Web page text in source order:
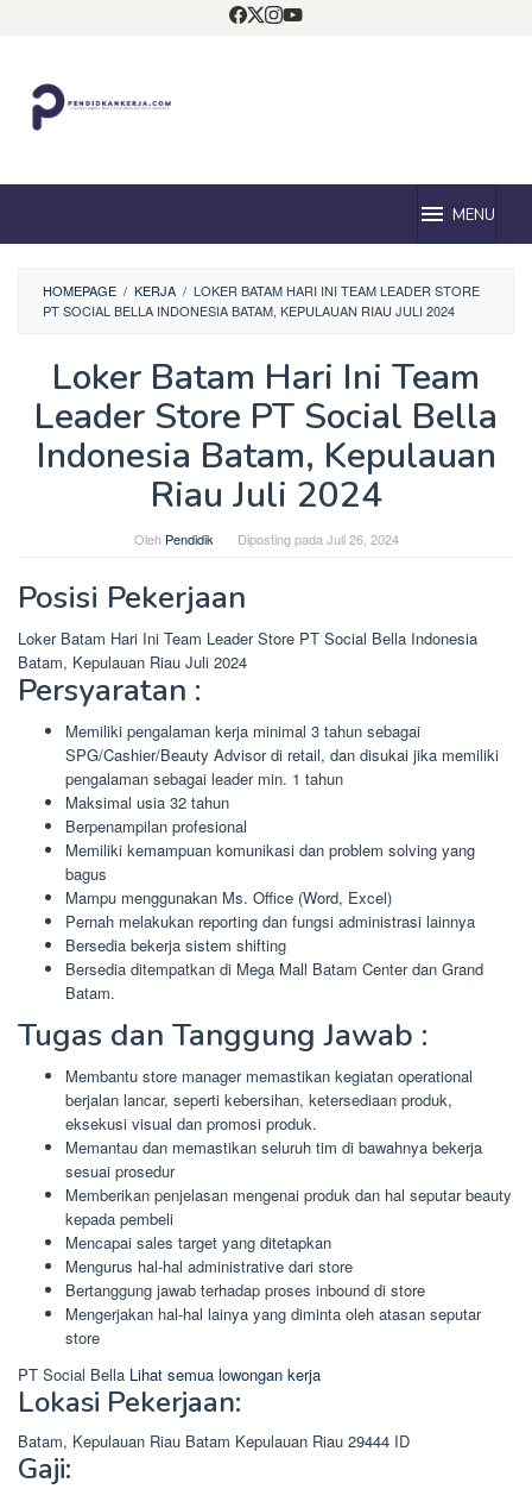
MENU
HOMEPAGE / KERJA / LOKER BATAM HARI INI TEAM LEADER STORE
PT SOCIAL BELLA INDONESIA BATAM, KEPULAUAN RIAU JULI 2024
Loker Batam Hari Ini Team
Leader Store PT Social Bella
Indonesia Batam, Kepulauan
Riau Juli 2024
Oleh Pendidik Diposting pada Juli 26, 2024
Posisi Pekerjaan
Loker Batam Hari Ini Team Leader Store PT Social Bella Indonesia
Batam, Kepulauan Riau Juli 2024
Persyaratan :
Memiliki pengalaman kerja minimal 3 tahun sebagai
SPG/Cashier/Beauty Advisor di retail, dan disukai jika memiliki
pengalaman sebagai leader min. 1 tahun
Maksimal usia 32 tahun
Berpenampilan profesional
Memiliki kemampuan komunikasi dan problem solving yang
bagus
Mampu menggunakan Ms. Office (Word, Excel)
Pernah melakukan reporting dan fungsi administrasi lainnya
Bersedia bekerja sistem shifting
Bersedia ditempatkan di Mega Mall Batam Center dan Grand
Batam.
Tugas dan Tanggung Jawab :
Membantu store manager memastikan kegiatan operational
berjalan lancar, seperti kebersihan, ketersediaan produk,
eksekusi visual dan promosi produk.
Memantau dan memastikan seluruh tim di bawahnya bekerja
sesuai prosedur
Memberikan penjelasan mengenai produk dan hal seputar beauty
kepada pembeli
Mencapai sales target yang ditetapkan
Mengurus hal-hal administrative dari store
Bertanggung jawab terhadap proses inbound di store
Mengerjakan hal-hal lainya yang diminta oleh atasan seputar
store
PT Social Bella Lihat semua lowongan kerja
Lokasi Pekerjaan:
Batam, Kepulauan Riau Batam Kepulauan Riau 29444 ID
Gaji: